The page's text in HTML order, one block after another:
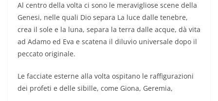
Al centro della volta ci sono le meravigliose scene della
Genesi, nelle quali Dio separa La luce dalle tenebre,
crea il sole e la luna, separa la terra dalle acque, dà vita
ad Adamo ed Eva e scatena il diluvio universale dopo il
peccato originale.
Le facciate esterne alla volta ospitano le raffigurazioni
dei profeti e delle sibille, come Giona, Geremia,